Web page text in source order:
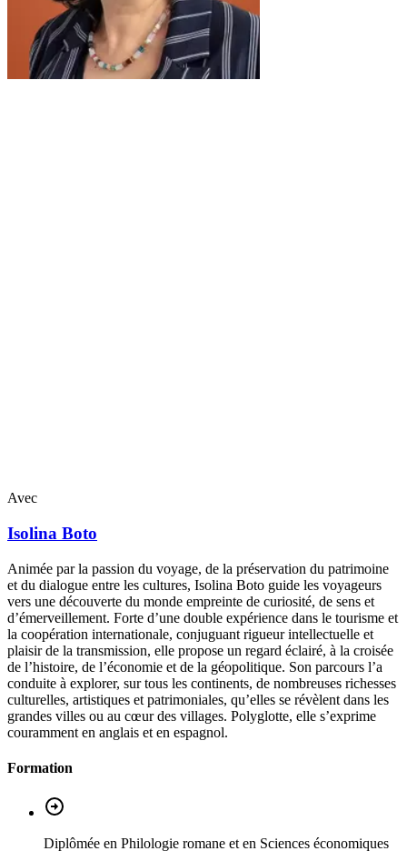
Avec
Isolina Boto
Animée par la passion du voyage, de la préservation du patrimoine
et du dialogue entre les cultures, Isolina Boto guide les voyageurs
vers une découverte du monde empreinte de curiosité, de sens et
d’émerveillement. Forte d’une double expérience dans le tourisme et
la coopération internationale, conjuguant rigueur intellectuelle et
plaisir de la transmission, elle propose un regard éclairé, à la croisée
de l’histoire, de l’économie et de la géopolitique. Son parcours l’a
conduite à explorer, sur tous les continents, de nombreuses richesses
culturelles, artistiques et patrimoniales, qu’elles se révèlent dans les
grandes villes ou au cœur des villages. Polyglotte, elle s’exprime
couramment en anglais et en espagnol.
Formation
Diplômée en Philologie romane et en Sciences économiques